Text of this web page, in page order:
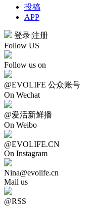
投稿
APP
登录|注册
Follow US
Follow us on
@EVOLIFE 公众账号
On Wechat
@爱活新鲜播
On Weibo
@EVOLIFE.CN
On Instagram
Nina@evolife.cn
Mail us
@RSS